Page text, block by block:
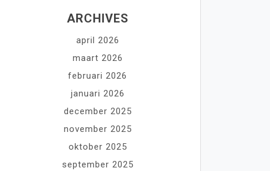
ARCHIVES
april 2026
maart 2026
februari 2026
januari 2026
december 2025
november 2025
oktober 2025
september 2025